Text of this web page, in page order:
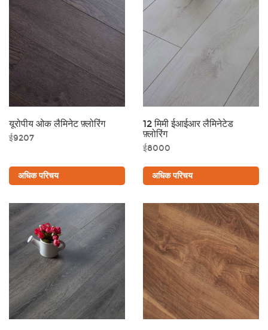
यूरोपीय ओक लैमिनेट फ़्लोरिंग
ई9207
अधिक परिचय
12 मिमी ईआईआर लैमिनेटेड
फ़्लोरिंग
ई8000
अधिक परिचय